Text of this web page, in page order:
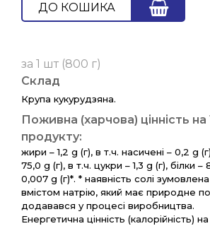
ДО КОШИКА
за 1 шт (800 г)
Склад
Крупа кукурудзяна.
Поживна (харчова) цінність на
продукту:
жири – 1,2 g (г), в т.ч. насичені – 0,2 g
75,0 g (г), в т.ч. цукри – 1,3 g (г), білки –
0,007 g (г)*. * наявність солі
вмістом натрію, який має природне
додавався у процесі виробництва.
Енергетична цінність (калорійність)